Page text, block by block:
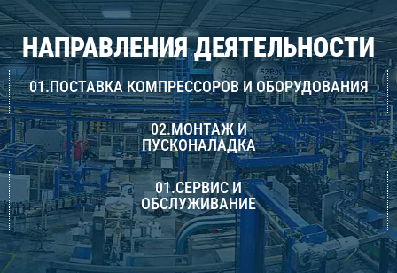
НАПРАВЛЕНИЯ ДЕЯТЕЛЬНОСТИ
01.ПОСТАВКА КОМПРЕССОРОВ И ОБОРУДОВАНИЯ
02.МОНТАЖ И
ПУСКОНАЛАДКА
01.СЕРВИС И
ОБСЛУЖИВАНИЕ